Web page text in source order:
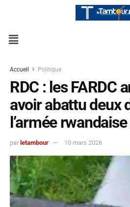
Accueil Politique
RDC : les FARDC
avoir abattu deux
l’armée
par letambour 10 mars 2026